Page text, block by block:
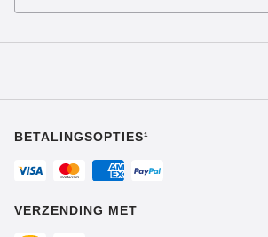
BETALINGSOPTIES¹
VERZENDING MET